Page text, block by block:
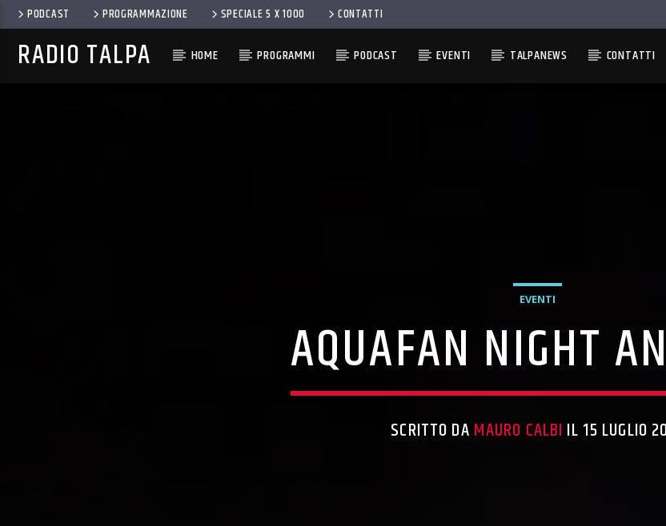
PODCAST PROGRAMMAZIONE SPECIALE 5 X 1000 CONTATTI
RADIO TALPA HOME PROGRAMMI PODCAST EVENTI TALPANEWS CONTATTI
EVENTI
AQUAFAN NIGHT
SCRITTO DA MAURO CALBI IL 15 LUGLIO